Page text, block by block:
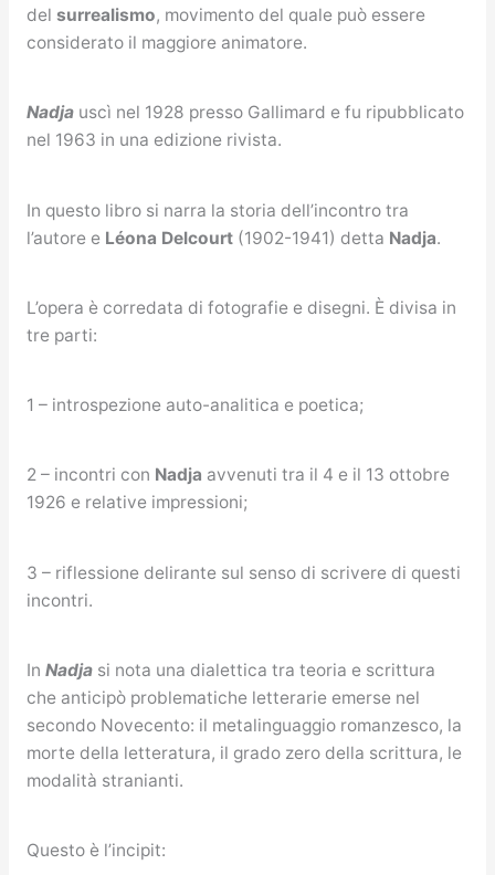
del surrealismo, movimento del quale può essere
considerato il maggiore animatore.
Nadja uscì nel 1928 presso Gallimard e fu ripubblicato
nel 1963 in una edizione rivista.
In questo libro si narra la storia dell’incontro tra
l’autore e Léona Delcourt(1902-1941) detta Nadja.
L’opera è corredata di fotografie e disegni. È divisa in
tre parti:
1 – introspezione auto-analitica e poetica;
2 – incontri con Nadja avvenuti tra il 4 e il 13 ottobre
1926 e relative impressioni;
3 – riflessione delirante sul senso di scrivere di questi
incontri.
In Nadjasi nota una dialettica tra teoria e scrittura
che anticipò problematiche letterarie emerse nel
secondo Novecento: il metalinguaggio romanzesco, la
morte della letteratura, il grado zero della scrittura, le
modalità stranianti.
Questo è l’incipit: